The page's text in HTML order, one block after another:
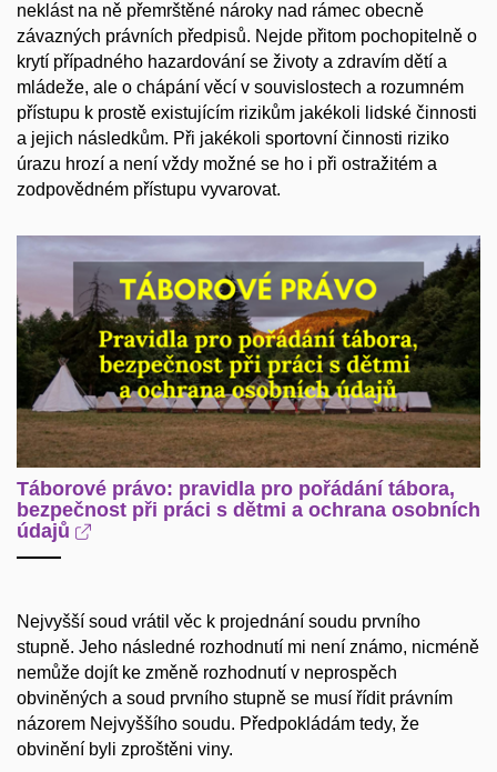
neklást na ně přemrštěné nároky nad rámec obecně
závazných právních předpisů. Nejde přitom pochopitelně o
krytí případného hazardování se životy a zdravím dětí a
mládeže, ale o chápání věcí v souvislostech a rozumném
přístupu k prostě existujícím rizikům jakékoli lidské činnosti
a jejich následkům. Při jakékoli sportovní činnosti riziko
úrazu hrozí a není vždy možné se ho i při ostražitém a
zodpovědném přístupu vyvarovat.
Táborové právo: pravidla pro pořádání tábora,
bezpečnost při práci s dětmi a ochrana osobních
údajů
Nejvyšší soud vrátil věc k projednání soudu prvního
stupně. Jeho následné rozhodnutí mi není známo, nicméně
nemůže dojít ke změně rozhodnutí v neprospěch
obviněných a soud prvního stupně se musí řídit právním
názorem Nejvyššího soudu. Předpokládám tedy, že
obvinění byli zproštěni viny.